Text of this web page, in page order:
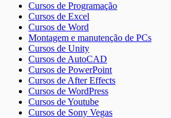
Cursos de Programação
Cursos de Excel
Cursos de Word
Montagem e manutenção de PCs
Cursos de Unity
Cursos de AutoCAD
Cursos de PowerPoint
Cursos de After Effects
Cursos de WordPress
Cursos de Youtube
Cursos de Sony Vegas